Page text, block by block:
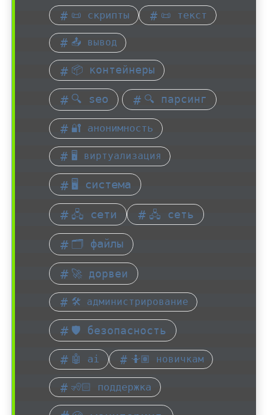
📜 скрипты 📜 текст
📤 вывод
📦 контейнеры
🔍 seo 🔍 парсинг
🔐 анонимность
🖥️ виртуализация
🖥️ система
🖧 сети 🖧 сеть
🗂️ файлы
🚀 дорвеи
🛠️ администрирование
🛡️ безопасность
🤖 ai 🤷🏽 новичкам
🧏🏻 поддержка